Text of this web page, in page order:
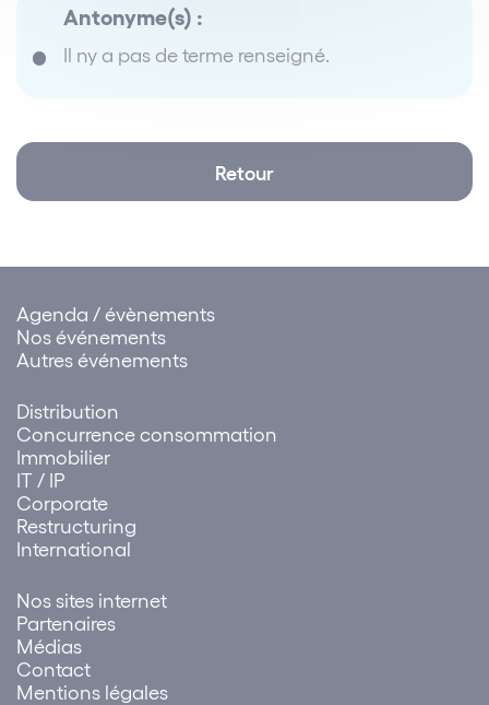
Antonyme(s) :
Il ny a pas de terme renseigné.
Retour
Agenda / évènements
Nos événements
Autres événements
Distribution
Concurrence consommation
Immobilier
IT / IP
Corporate
Restructuring
International
Nos sites internet
Partenaires
Médias
Contact
Mentions légales